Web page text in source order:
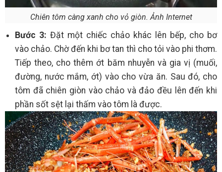
Chiên tôm càng xanh cho vỏ giòn. Ảnh Internet
Bước 3: Đặt một chiếc chảo khác lên bếp, cho bơ
vào chảo. Chờ đến khi bơ tan thì cho tỏi vào phi thơm.
Tiếp theo, cho thêm ớt băm nhuyễn và gia vị (muối,
đường, nước mắm, ớt) vào cho vừa ăn. Sau đó, cho
tôm đã chiên giòn vào chảo và đảo đều lên đến khi
phần sốt sệt lại thấm vào tôm là được.